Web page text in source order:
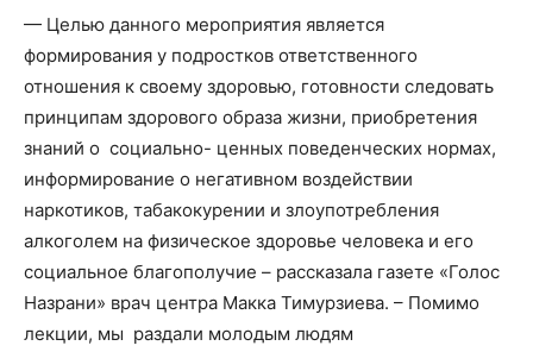
— Целью данного мероприятия является
формирования у подростков ответственного
отношения к своему здоровью, готовности следовать
принципам здорового образа жизни, приобретения
знаний о социально- ценных поведенческих нормах,
информирование о негативном воздействии
наркотиков, табакокурении и злоупотребления
алкоголем на физическое здоровье человека и его
социальное благополучие – рассказала газете «Голос
Назрани» врач центра Макка Тимурзиева. – Помимо
лекции, мы раздали молодым людям